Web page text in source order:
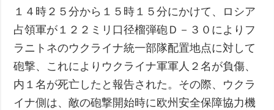
１４時２５分から１５時１５分にかけて、ロシア
占領軍が１２２ミリ口径榴弾砲Ｄ－３０によりフ
ラニトネのウクライナ統一部隊配置地点に対して
砲撃、これによりウクライナ軍軍人２名が負傷、
内１名が死亡したと報告された。その際、ウクラ
イナ側は、敵の砲撃開始時に欧州安全保障協力機